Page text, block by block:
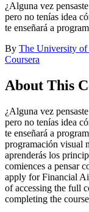
¿Alguna vez
pero no tenías idea
te enseñará a
By The University
Coursera
About This
¿Alguna vez
pero no tenías idea
te enseñará a
programación visual
aprenderás los
comiences a pensar
apply for Financial
of accessing the full
completing the